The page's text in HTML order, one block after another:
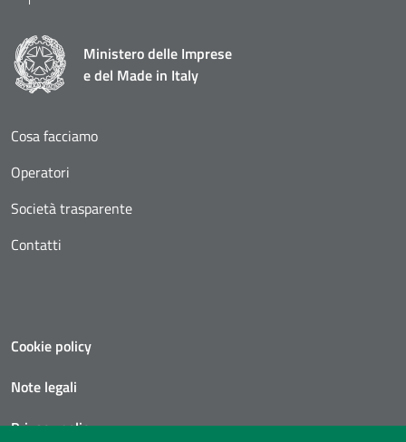
Ministero delle Imprese
e del Made in Italy
Cosa facciamo
Operatori
Società trasparente
Contatti
Cookie policy
Note legali
Privacy policy